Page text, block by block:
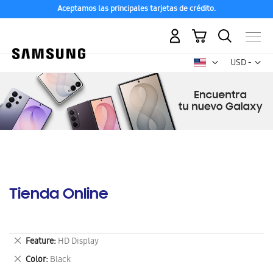
Aceptamos las principales tarjetas de crédito.
USD -
dólar
Mi carrito
Tienda Online
Feature HD Display
Eliminar
este
artículo
Color Black
Eliminar